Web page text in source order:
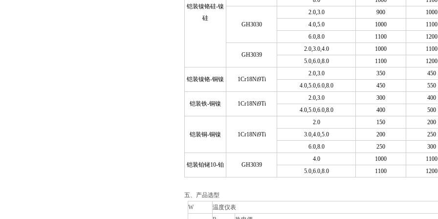
铠装镍铬硅-镍
硅
GH3030
2.0,3.0 900
1000
4.0,5.0
1000
1100
6.0,8.0
1100 1200
GH3039
2.0,3.0,4.0 1000
1100
5.0,6.0,8.0
1100 1200
铠装镍铬-铜镍 1Cr18Ni9Ti
2.0,3.0 350
450
4.0,5.0,6.0,8.0
450 550
铠装铁-铜镍 1Cr18Ni9Ti
2.0,3.0 300
400
4.0,5.0,6.0,8.0
400 500
铠装铜-铜镍 1Cr18Ni9Ti
2.0 150
200
3.0,4.0,5.0
200
250
6.0,8.0
250 300
铠装铂铑10-铂 GH3039
4.0 1000
1100
5.0,6.0,8.0
1100 1200
五、产品选型
W
温度仪表